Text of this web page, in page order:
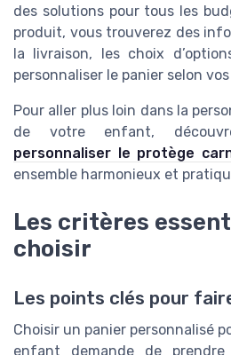
des solutions pour tous les
produit, vous trouverez des
la livraison, les choix
personnaliser le panier selon
Pour aller plus loin dans la
de votre enfant,
personnaliser le protège
ensemble harmonieux et
Les critères
choisir
Les points clés pour
Choisir un panier personnalisé
enfant demande de